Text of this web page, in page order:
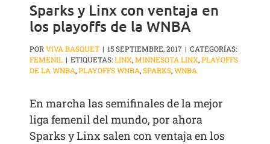
Sparks y Linx con ventaja en
los playoffs de la WNBA
PORVIVA BASQUET | 15 SEPTIEMBRE, 2017 | CATEGORÍAS:
FEMENIL | ETIQUETAS:LINX,MINNESOTA LINX,PLAYOFFS
DE LA WNBA,PLAYOFFS WNBA,SPARKS,WNBA
En marcha las semifinales de la mejor
liga femenil del mundo, por ahora
Sparks y Linx salen con ventaja en los